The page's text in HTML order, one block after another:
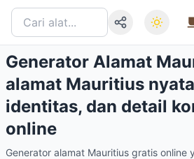
Generator Alamat
alamat Mauritius
identitas, dan detail
online
Generator alamat Mauritius gratis online